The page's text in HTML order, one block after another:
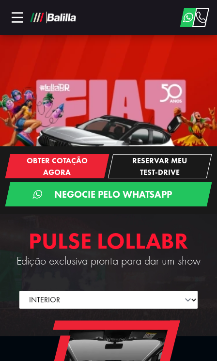
OBTER COTAÇÃO
AGORA
RESERVAR MEU
TEST-DRIVE
NEGOCIE PELO WHATSAPP
PULSE LOLLABR
Edição exclusiva pronta para dar um show